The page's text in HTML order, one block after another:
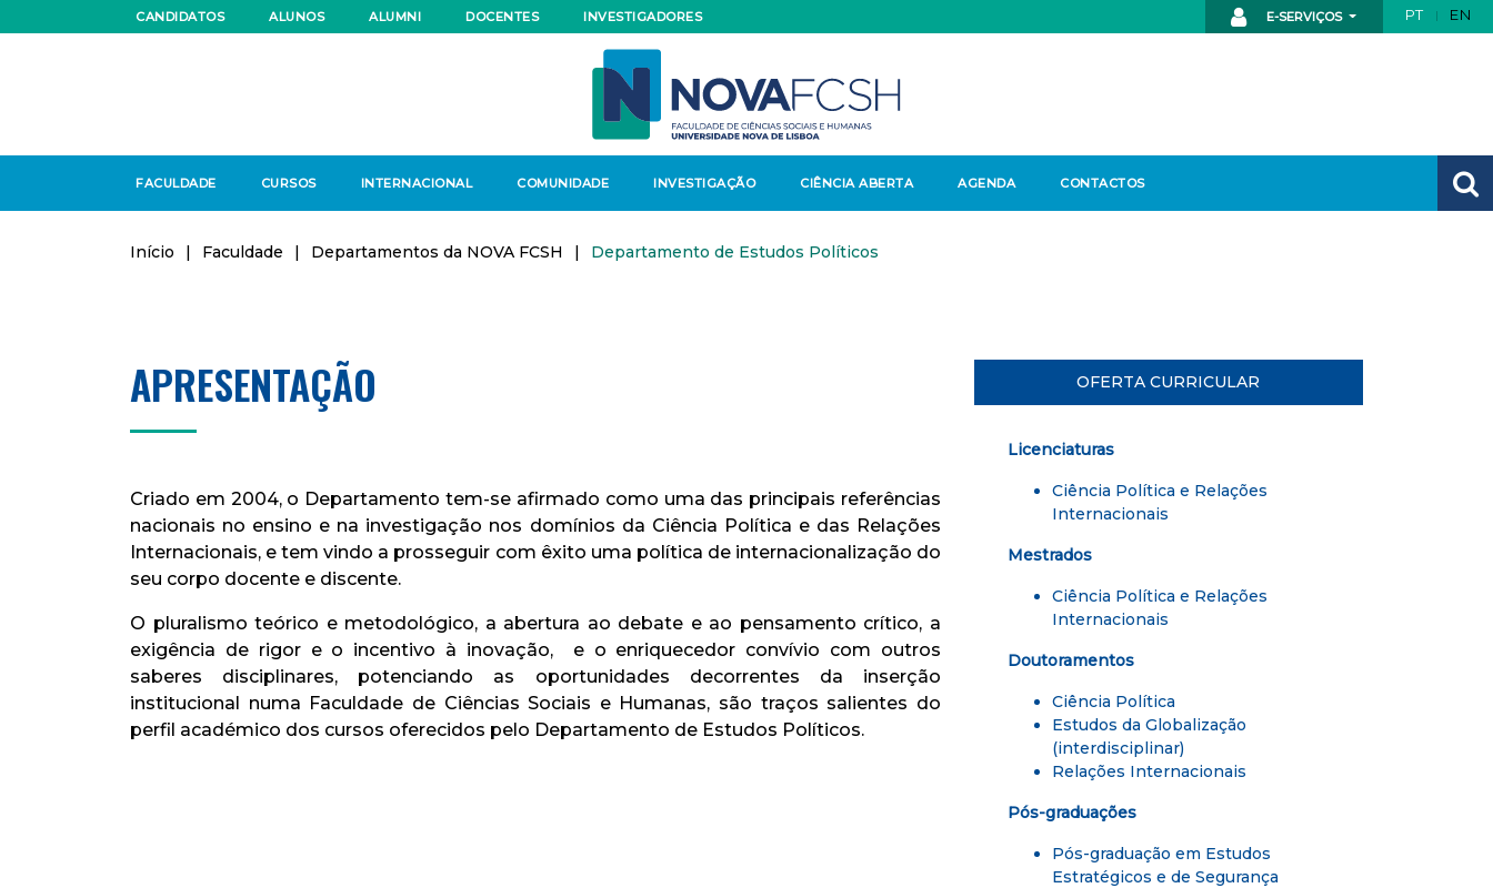
E-SERVIÇOS PT EN
CANDIDATOS ALUNOS ALUMNI DOCENTES INVESTIGADORES
FACULDADE CURSOS INTERNACIONAL COMUNIDADE INVESTIGAÇÃO CIÊNCIA ABERTA AGENDA CONTACTOS
Início | Faculdade | Departamentos da NOVA FCSH | Departamento de Estudos Políticos
APRESENTAÇÃO
Criado em 2004, o Departamento tem-se afirmado como uma das principais referências
nacionais no ensino e na investigação nos domínios da Ciência Política e das Relações
Internacionais, e tem vindo a prosseguir com êxito uma política de internacionalização do
seu corpo docente e discente.
O pluralismo teórico e metodológico, a abertura ao debate e ao pensamento crítico, a
exigência de rigor e o incentivo à inovação, e o enriquecedor convívio com outros
saberes disciplinares, potenciando as oportunidades decorrentes da inserção
institucional numa Faculdade de Ciências Sociais e Humanas, são traços salientes do
perfil académico dos cursos oferecidos pelo Departamento de Estudos Políticos.
OFERTA CURRICULAR
Licenciaturas
Ciência Política e Relações
Internacionais
Mestrados
Ciência Política e Relações
Internacionais
Doutoramentos
Ciência Política
Estudos da Globalização
(interdisciplinar)
Relações Internacionais
Pós-graduações
Pós-graduação em Estudos
Estratégicos e de Segurança